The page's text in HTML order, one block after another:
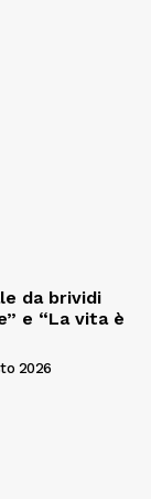
da brividi
e “La vita è
2026